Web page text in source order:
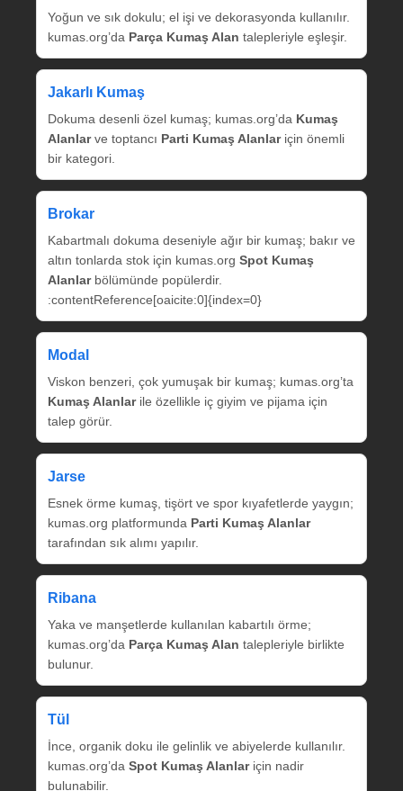
Yoğun ve sık dokulu; el işi ve dekorasyonda kullanılır.
kumas.org’da Parça Kumaş Alan talepleriyle eşleşir.
Jakarlı Kumaş
Dokuma desenli özel kumaş; kumas.org’da Kumaş
Alanlarve toptancı Parti Kumaş Alanlariçin önemli
bir kategori.
Brokar
Kabartmalı dokuma deseniyle ağır bir kumaş; bakır ve
altın tonlarda stok için kumas.org Spot Kumaş
Alanlarbölümünde popülerdir.
:contentReference[oaicite:0]{index=0}
Modal
Viskon benzeri, çok yumuşak bir kumaş; kumas.org’ta
Kumaş Alanlarile özellikle iç giyim ve pijama için
talep görür.
Jarse
Esnek örme kumaş, tişört ve spor kıyafetlerde yaygın;
kumas.org platformunda Parti Kumaş Alanlar
tarafından sık alımı yapılır.
Ribana
Yaka ve manşetlerde kullanılan kabartılı örme;
kumas.org’da Parça Kumaş Alan talepleriyle birlikte
bulunur.
Tül
İnce, organik doku ile gelinlik ve abiyelerde kullanılır.
kumas.org’da Spot Kumaş Alanlariçin nadir
bulunabilir.